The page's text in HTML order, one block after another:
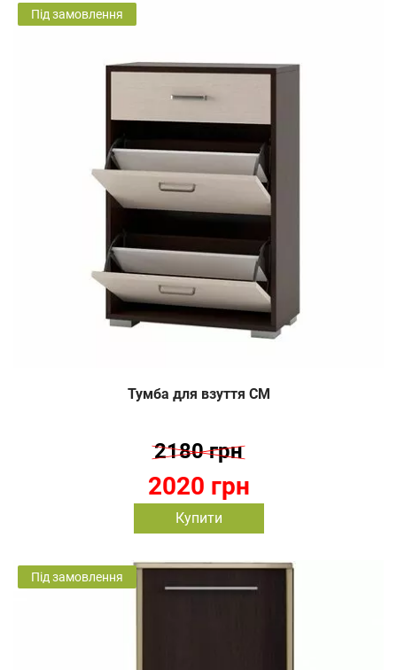
Під замовлення
Тумба для взуття СМ
2020 грн
2180 грн
Купити
Під замовлення